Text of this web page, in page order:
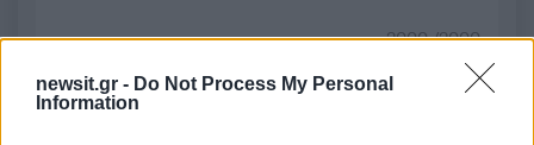
newsit.gr - Do Not Process My Personal
Information
2000 /2000
Υποβολή σχολίου